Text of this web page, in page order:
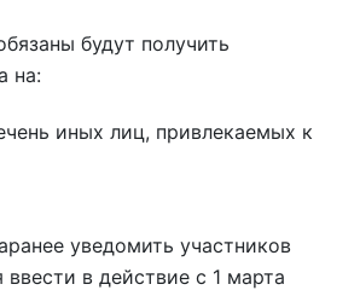
будут получить
на:
иных лиц, привлекаемых к
уведомить участников
в действие с 1 марта